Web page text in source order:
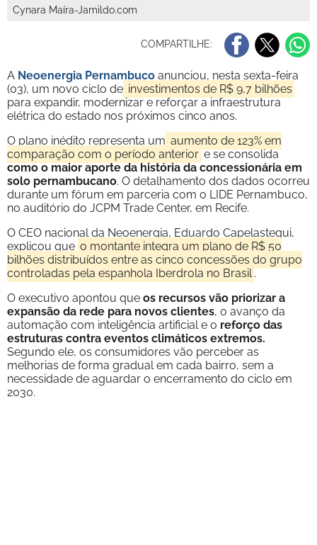
Cynara Maíra-Jamildo.com
COMPARTILHE:
A Neoenergia Pernambuco anunciou, nesta sexta-feira
(03), um novo ciclo de investimentos de R$ 9,7 bilhões
para expandir, modernizar e reforçar a infraestrutura
elétrica do estado nos próximos cinco anos.
O plano inédito representa um aumento de 123% em
comparação com o período anteriore se consolida
como o maior aporte da história da concessionária em
solo pernambucano. O detalhamento dos dados ocorreu
durante um fórum em parceria com o LIDE Pernambuco,
no auditório do JCPM Trade Center, em Recife.
O CEO nacional da Neoenergia, Eduardo Capelastegui,
explicou que o montante integra um plano de R$ 50
bilhões distribuídos entre as cinco concessões do grupo
controladas pela espanhola Iberdrola no Brasil .
O executivo apontou que os recursos vão priorizar a
expansão da rede para novos clientes, o avanço da
automação com inteligência artificial e o reforço das
estruturas contra eventos climáticos extremos.
Segundo ele, os consumidores vão perceber as
melhorias de forma gradual em cada bairro, sem a
necessidade de aguardar o encerramento do ciclo em
2030.